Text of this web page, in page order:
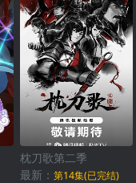
枕刀歌第二季
最新： 第14集(已完结)